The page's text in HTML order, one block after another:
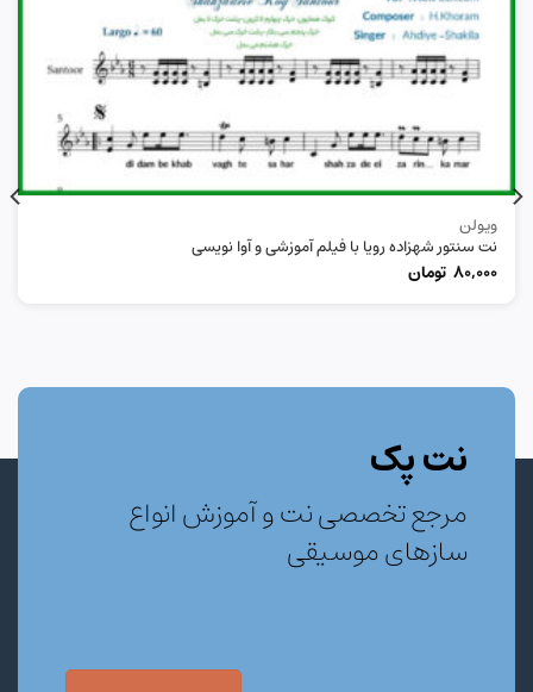
ویولن
نت سنتور شهزاده رویا با فیلم آموزشی و آوا نویسی
80,000 تومان
نت پک
مرجع تخصصی نت و آموزش انواع
سازهای موسیقی